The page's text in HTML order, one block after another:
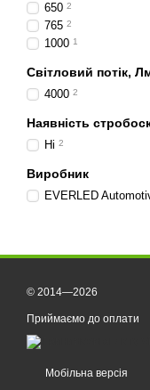
650 2
765 2
1000 1
Світловий потік,
4000 2
Наявність
Ні 2
Виробник
EVERLED
© 2014—2026
Приймаємо до оплати
Мобільна версія